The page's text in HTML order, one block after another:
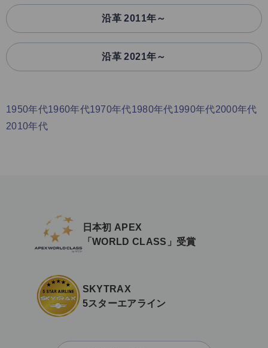
沿革 2011年～
沿革 2021年～
1950年代1960年代1970年代1980年代1990年代2000年代
2010年代
日本初 APEX
「WORLD CLASS」受賞
SKYTRAX
5スターエアライン